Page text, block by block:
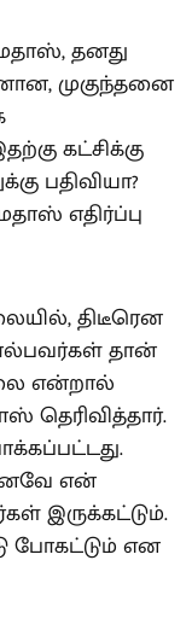
தனது
முகுந்தனை
கட்சிக்கு
பதிவியா?
எதிர்ப்பு
திடீரென
தான்
என்றால்
தெரிவித்தார்.
என்
இருக்கட்டும்.
போகட்டும் என